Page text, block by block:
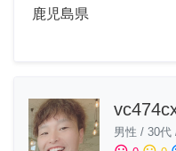
鹿児島県
男性 / 30代